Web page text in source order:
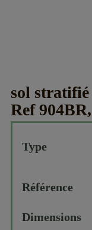
sol
Ref
Type
Référence
Dimensions